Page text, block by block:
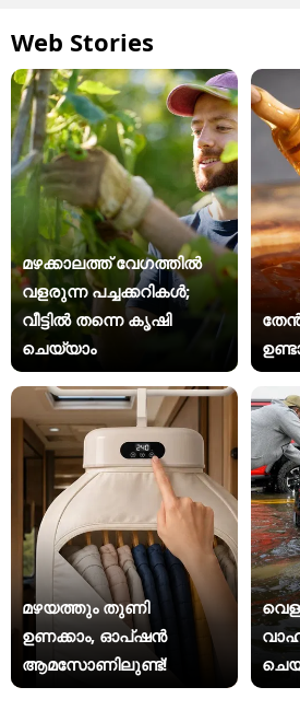
Web Stories
മഴക്കാലത്ത് വേഗത്തിൽ
വളരുന്ന പച്ചക്കറികൾ;
വീട്ടിൽ തന്നെ കൃഷി
ചെയ്യാം
മഴയത്തും തുണി
ഉണക്കാം, ഓപ്ഷൻ
ആമസോണിലുണ്ട്!